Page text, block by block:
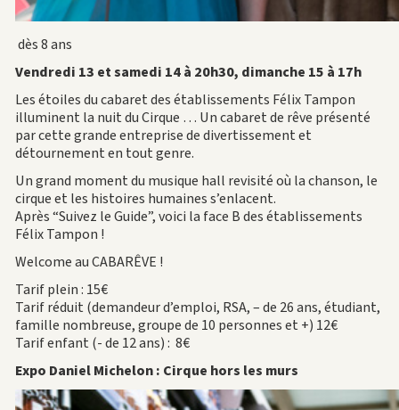
dès 8 ans
Vendredi 13 et samedi 14 à 20h30, dimanche 15 à 17h
Les étoiles du cabaret des établissements Félix Tampon
illuminent la nuit du Cirque … Un cabaret de rêve présenté
par cette grande entreprise de divertissement et
détournement en tout genre.
Un grand moment du musique hall revisité où la chanson, le
cirque et les histoires humaines s’enlacent.
Après “Suivez le Guide”, voici la face B des établissements
Félix Tampon !
Welcome au CABARÊVE !
Tarif plein : 15€
Tarif réduit (demandeur d’emploi, RSA, – de 26 ans, étudiant,
famille nombreuse, groupe de 10 personnes et +) 12€
Tarif enfant (- de 12 ans) : 8€
Expo Daniel Michelon : Cirque hors les murs